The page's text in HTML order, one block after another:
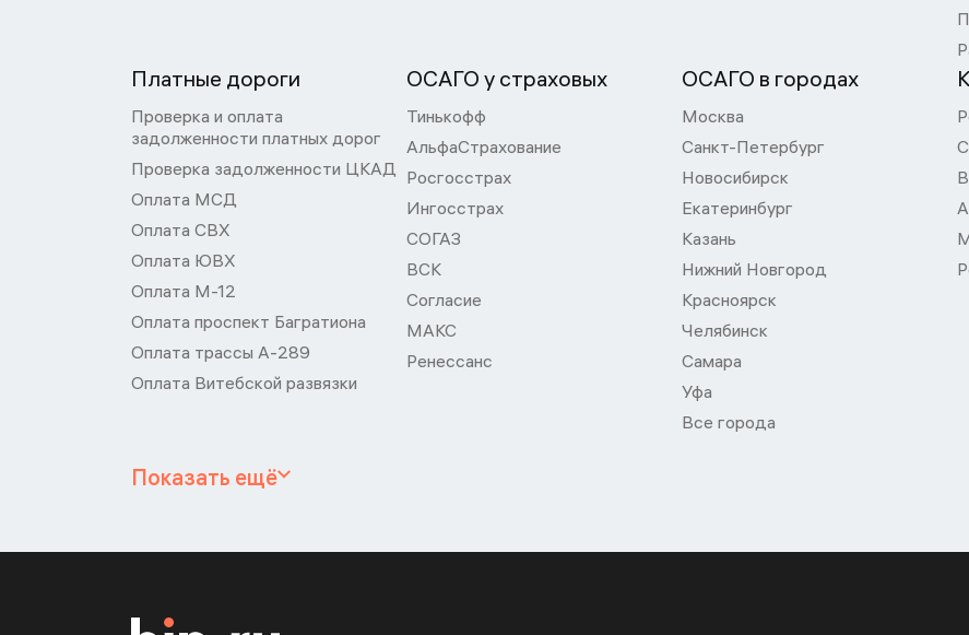
Платные дороги
Проверка и оплата
задолженности платных дорог
Проверка задолженности ЦКАД
Оплата МСД
Оплата СВХ
Оплата ЮВХ
Оплата М-12
Оплата проспект Багратиона
Оплата трассы А-289
Оплата Витебской развязки
ОСАГО у страховых
Тинькофф
АльфаСтрахование
Росгосстрах
Ингосстрах
СОГАЗ
ВСК
Согласие
МАКС
Ренессанс
ОСАГО в городах
Москва
Санкт-Петербург
Новосибирск
Екатеринбург
Казань
Нижний Новгород
Красноярск
Челябинск
Самара
Уфа
Все города
Показать ещё